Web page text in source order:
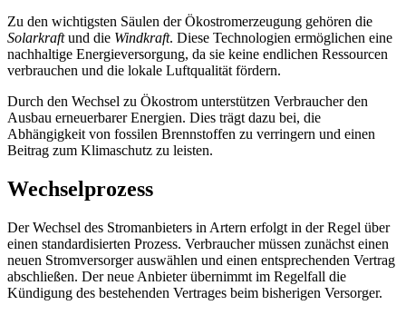
Zu den wichtigsten Säulen der Ökostromerzeugung gehören die
Solarkraftund die Windkraft. Diese Technologien ermöglichen eine
nachhaltige Energieversorgung, da sie keine endlichen Ressourcen
verbrauchen und die lokale Luftqualität fördern.
Durch den Wechsel zu Ökostrom unterstützen Verbraucher den
Ausbau erneuerbarer Energien. Dies trägt dazu bei, die
Abhängigkeit von fossilen Brennstoffen zu verringern und einen
Beitrag zum Klimaschutz zu leisten.
Wechselprozess
Der Wechsel des Stromanbieters in Artern erfolgt in der Regel über
einen standardisierten Prozess. Verbraucher müssen zunächst einen
neuen Stromversorger auswählen und einen entsprechenden Vertrag
abschließen. Der neue Anbieter übernimmt im Regelfall die
Kündigung des bestehenden Vertrages beim bisherigen Versorger.